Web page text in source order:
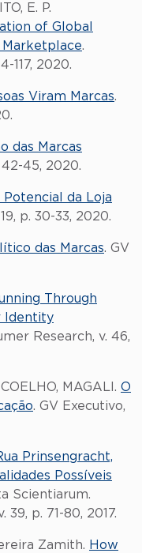
E. P.
of Global
.
117, 2020.
Viram Marcas.
das Marcas
42-45, 2020.
Potencial da Loja
p. 30-33, 2020.
das Marcas. GV
Through
Identity
Research, v. 46,
MAGALI. O
. GV Executivo,
Prinsengracht,
Possíveis
Scientiarum.
p. 71-80, 2017.
Zamith. How